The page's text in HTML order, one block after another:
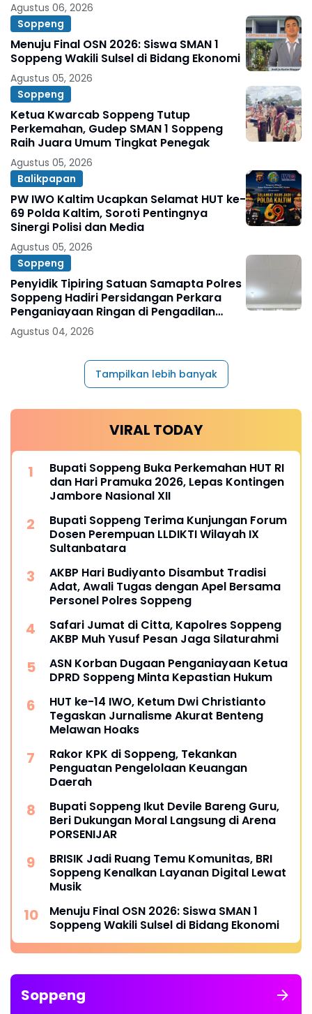
Agustus 06, 2026
Soppeng
Menuju Final OSN 2026: Siswa SMAN 1
Soppeng Wakili Sulsel di Bidang Ekonomi
Agustus 05, 2026
Soppeng
Ketua Kwarcab Soppeng Tutup
Perkemahan, Gudep SMAN 1 Soppeng
Raih Juara Umum Tingkat Penegak
Agustus 05, 2026
Balikpapan
PW IWO Kaltim Ucapkan Selamat HUT ke-
69 Polda Kaltim, Soroti Pentingnya
Sinergi Polisi dan Media
Agustus 05, 2026
Soppeng
Penyidik Tipiring Satuan Samapta Polres
Soppeng Hadiri Persidangan Perkara
Penganiayaan Ringan di Pengadilan
Negeri Watansoppeng
Agustus 04, 2026
Tampilkan lebih banyak
VIRAL TODAY
Bupati Soppeng Buka Perkemahan HUT RI
dan Hari Pramuka 2026, Lepas Kontingen
Jambore Nasional XII
Bupati Soppeng Terima Kunjungan Forum
Dosen Perempuan LLDIKTI Wilayah IX
Sultanbatara
AKBP Hari Budiyanto Disambut Tradisi
Adat, Awali Tugas dengan Apel Bersama
Personel Polres Soppeng
Safari Jumat di Citta, Kapolres Soppeng
AKBP Muh Yusuf Pesan Jaga Silaturahmi
ASN Korban Dugaan Penganiayaan Ketua
DPRD Soppeng Minta Kepastian Hukum
HUT ke-14 IWO, Ketum Dwi Christianto
Tegaskan Jurnalisme Akurat Benteng
Melawan Hoaks
Rakor KPK di Soppeng, Tekankan
Penguatan Pengelolaan Keuangan
Daerah
Bupati Soppeng Ikut Devile Bareng Guru,
Beri Dukungan Moral Langsung di Arena
PORSENIJAR
BRISIK Jadi Ruang Temu Komunitas, BRI
Soppeng Kenalkan Layanan Digital Lewat
Musik
Menuju Final OSN 2026: Siswa SMAN 1
Soppeng Wakili Sulsel di Bidang Ekonomi
Soppeng